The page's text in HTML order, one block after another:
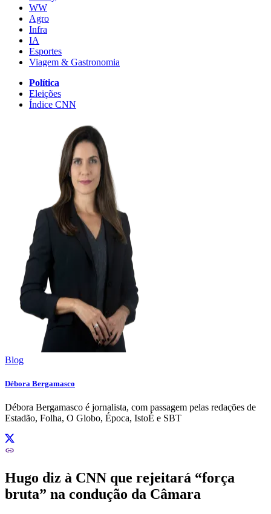
WW
Agro
Infra
IA
Esportes
Viagem & Gastronomia
Política
Eleições
Índice CNN
Blog
Débora Bergamasco
Débora Bergamasco é jornalista, com passagem pelas redações de
Estadão, Folha, O Globo, Época, IstoÉ e SBT
Hugo diz à CNN que rejeitará “força
bruta” na condução da Câmara